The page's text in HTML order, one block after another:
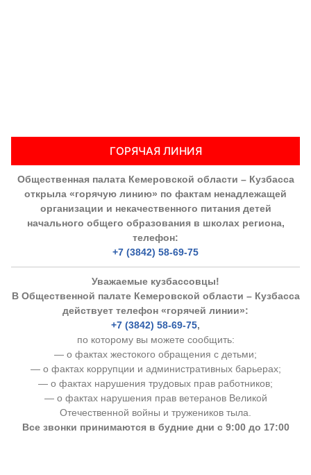
ГОРЯЧАЯ ЛИНИЯ
Общественная палата Кемеровской области – Кузбасса
открыла «горячую линию» по фактам ненадлежащей
организации и некачественного питания детей
начального общего образования в школах региона,
телефон:
+7 (3842) 58-69-75
Уважаемые кузбассовцы!
В Общественной палате Кемеровской области – Кузбасса
действует телефон «горячей линии»:
+7 (3842) 58-69-75,
по которому вы можете сообщить:
— о фактах жестокого обращения с детьми;
— о фактах коррупции и административных барьерах;
— о фактах нарушения трудовых прав работников;
— о фактах нарушения прав ветеранов Великой
Отечественной войны и тружеников тыла.
Все звонки принимаются в будние дни с 9:00 до 17:00